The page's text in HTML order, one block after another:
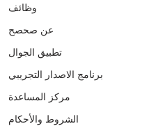
وظائف
عن صحصح
تطبيق الجوال
برنامج الاصدار التجريبي
مركز المساعدة
الشروط والأحكام